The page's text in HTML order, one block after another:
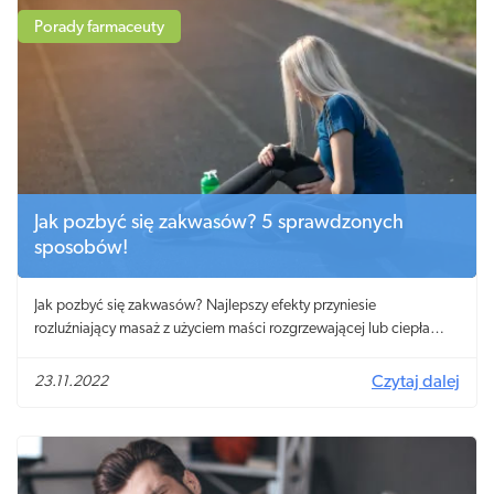
Porady farmaceuty
Jak pozbyć się zakwasów? 5 sprawdzonych
sposobów!
Jak pozbyć się zakwasów? Najlepszy efekty przyniesie
rozluźniający masaż z użyciem maści rozgrzewającej lub ciepła
23.11.2022
Czytaj dalej